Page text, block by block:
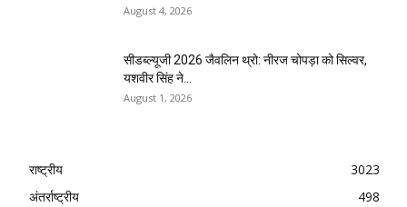
August 4, 2026
सीडब्ल्यूजी 2026 जैवलिन थ्रो: नीरज चोपड़ा को सिल्वर,
यशवीर सिंह ने...
August 1, 2026
राष्ट्रीय
3023
अंतर्राष्ट्रीय
498